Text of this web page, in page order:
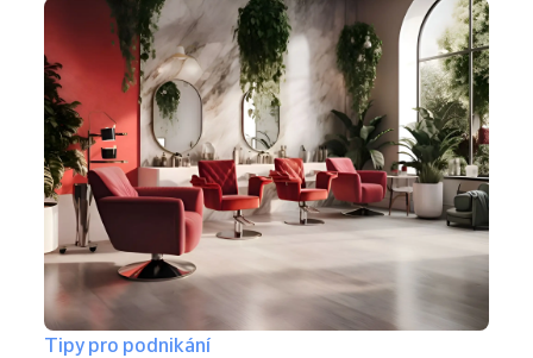
Tipy pro podnikání